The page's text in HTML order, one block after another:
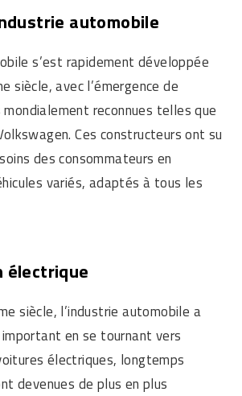
automobile
s’est rapidement développée
siècle, avec l’émergence de
reconnues telles que
Ces constructeurs ont su
des consommateurs en
variés, adaptés à tous les
électrique
siècle, l’industrie automobile a
en se tournant vers
électriques, longtemps
devenues de plus en plus